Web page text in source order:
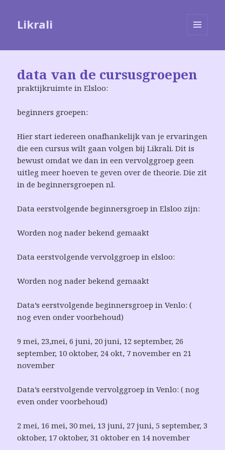
Likrali
data van de cursusgroepen
praktijkruimte in Elsloo:
beginners groepen:
Hier start iedereen onafhankelijk van je ervaringen
die een cursus wilt gaan volgen bij Likrali. Dit is
bewust omdat we dan in een vervolggroep geen
uitleg meer hoeven te geven over de theorie. Die zit
in de beginnersgroepen nl.
Data eerstvolgende beginnersgroep in Elsloo zijn:
Worden nog nader bekend gemaakt
Data eerstvolgende vervolggroep in elsloo:
Worden nog nader bekend gemaakt
Data’s eerstvolgende beginnersgroep in Venlo: (
nog even onder voorbehoud)
9 mei, 23,mei, 6 juni, 20 juni, 12 september, 26
september, 10 oktober, 24 okt, 7 november en 21
november
Data’s eerstvolgende vervolggroep in Venlo: ( nog
even onder voorbehoud)
2 mei, 16 mei, 30 mei, 13 juni, 27 juni, 5 september, 3
oktober, 17 oktober, 31 oktober en 14 november